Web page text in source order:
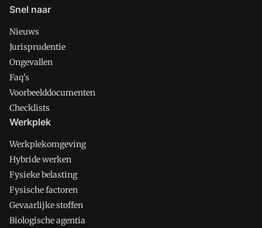
Snel naar
Nieuws
Jurisprudentie
Ongevallen
Faq's
Voorbeelddocumenten
Checklists
Werkplek
Werkplekomgeving
Hybride werken
Fysieke belasting
Fysische factoren
Gevaarlijke stoffen
Biologische agentia